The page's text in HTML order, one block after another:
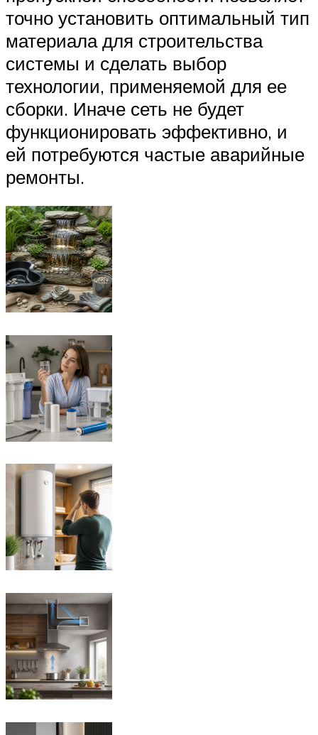
точно установить оптимальный тип
материала для строительства
системы и сделать выбор
технологии, применяемой для ее
сборки. Иначе сеть не будет
функционировать эффективно, и
ей потребуются частые аварийные
ремонты.